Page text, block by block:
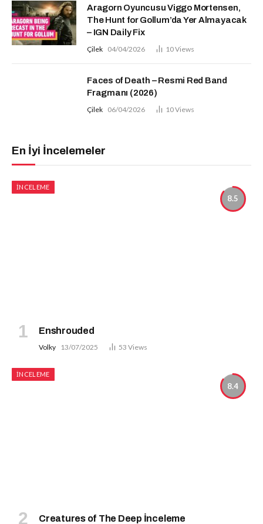
Aragorn Oyuncusu Viggo Mortensen,
The Hunt for Gollum’da Yer Almayacak
– IGN Daily Fix
Çilek 04/04/2026 10Views
Faces of Death – Resmi Red Band
Fragmanı (2026)
Çilek 06/04/2026 10Views
En İyi İncelemeler
8.5
İNCELEME
Enshrouded
Volky 13/07/2025 53 Views
8.4
İNCELEME
Creatures of The Deep İnceleme